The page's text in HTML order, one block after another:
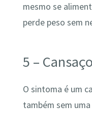
mesmo se
perde peso sem
5 –
O sintoma é um
também sem